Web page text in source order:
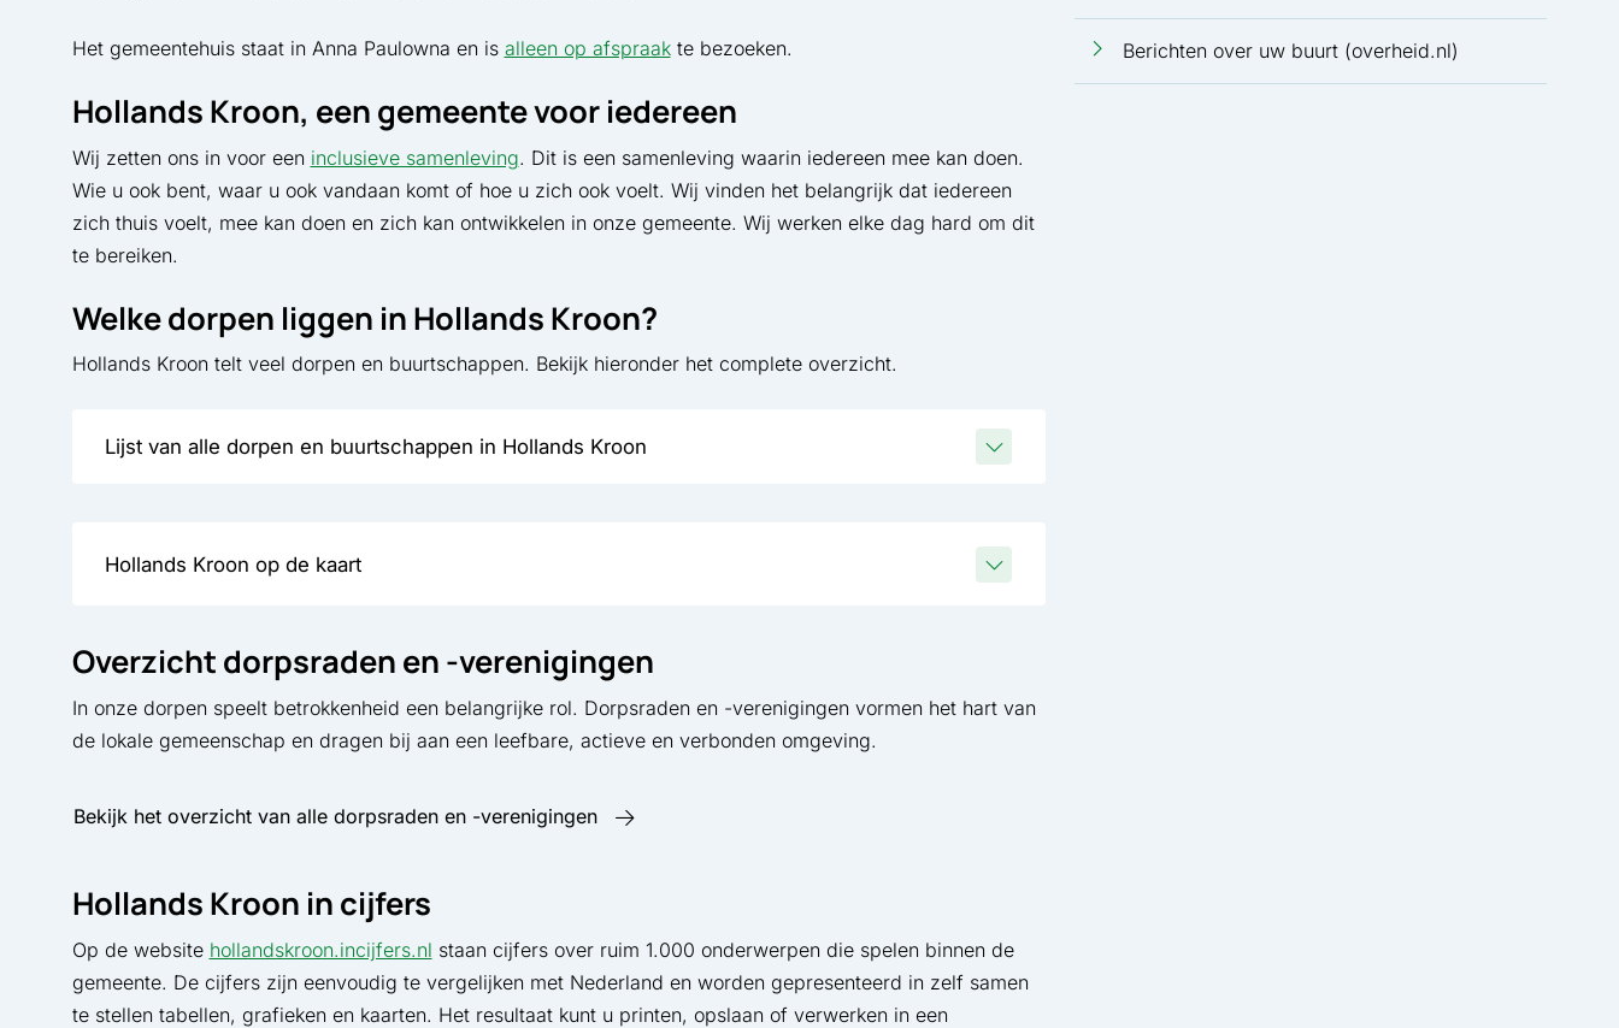
Het gemeentehuis staat in Anna Paulowna en is alleen op afspraakte bezoeken.
Hollands Kroon, een gemeente voor iedereen
Wij zetten ons in voor een inclusieve samenleving. Dit is een samenleving waarin iedereen mee kan doen.
Wie u ook bent, waar u ook vandaan komt of hoe u zich ook voelt. Wij vinden het belangrijk dat iedereen
zich thuis voelt, mee kan doen en zich kan ontwikkelen in onze gemeente. Wij werken elke dag hard om dit
te bereiken.
Welke dorpen liggen in Hollands Kroon?
Hollands Kroon telt veel dorpen en buurtschappen. Bekijk hieronder het complete overzicht.
Lijst van alle dorpen en buurtschappen in Hollands Kroon
Hollands Kroon op de kaart
Overzicht dorpsraden en -verenigingen
In onze dorpen speelt betrokkenheid een belangrijke rol. Dorpsraden en -verenigingen vormen het hart van
de lokale gemeenschap en dragen bij aan een leefbare, actieve en verbonden omgeving.
Bekijk het overzicht van alle dorpsraden en -verenigingen
Hollands Kroon in cijfers
Op de website hollandskroon.incijfers.nl staan cijfers over ruim 1.000 onderwerpen die spelen binnen de
gemeente. De cijfers zijn eenvoudig te vergelijken met Nederland en worden gepresenteerd in zelf samen
te stellen tabellen, grafieken en kaarten. Het resultaat kunt u printen, opslaan of verwerken in een
Berichten over uw buurt (overheid.nl)